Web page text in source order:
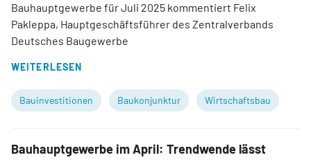
Bauhauptgewerbe für Juli 2025 kommentiert Felix
Pakleppa, Hauptgeschäftsführer des Zentralverbands
Deutsches Baugewerbe
WEITERLESEN
Bauinvestitionen Baukonjunktur Wirtschaftsbau
Bauhauptgewerbe im April: Trendwende lässt